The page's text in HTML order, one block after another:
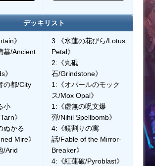
デッキリスト
》
墓/Ancient
》
の都/City
小
》
ぬかる
Mire》
/Arid
3:《水蓮の花びら/Lotus
Petal》
2:《丸砥
石/Grindstone》
1:《オパールのモック
ス/Mox Opal》
1:《虚無の呪文爆
弾/Nihil Spellbomb》
4:《鏡割りの寓
話/Fable of the Mirror-
Breaker》
4:《紅蓮破/Pyroblast》